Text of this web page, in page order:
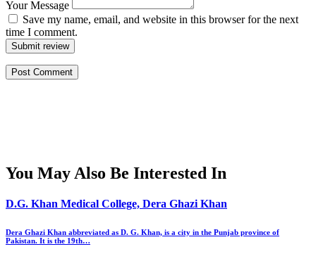
Your Message
Save my name, email, and website in this browser for the next
time I comment.
Submit review
You May Also Be Interested In
D.G. Khan Medical College, Dera Ghazi Khan
Dera Ghazi Khan abbreviated as D. G. Khan, is a city in the Punjab province of
Pakistan. It is the 19th…